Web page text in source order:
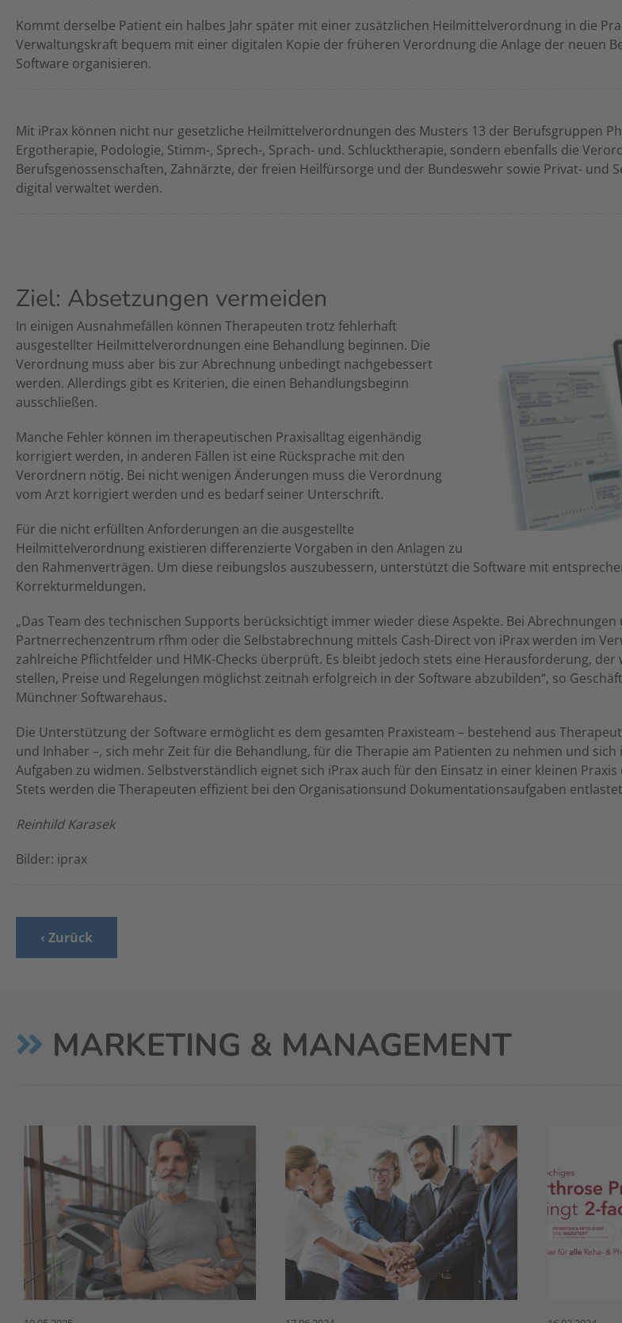
Kommt derselbe Patient ein halbes Jahr später mit einer zusätzlichen Heilmittelverordnung in die
Verwaltungskraft bequem mit einer digitalen Kopie der früheren Verordnung die Anlage der neuen
Software organisieren.
Mit iPrax können nicht nur gesetzliche Heilmittelverordnungen des Musters 13 der Berufsgruppen
Ergotherapie, Podologie, Stimm-, Sprech-, Sprach- und. Schlucktherapie, sondern ebenfalls die
Berufsgenossenschaften, Zahnärzte, der freien Heilfürsorge und der Bundeswehr sowie Privat- und
digital verwaltet werden.
Ziel: Absetzungen vermeiden
In einigen Ausnahmefällen können Therapeuten trotz fehlerhaft
ausgestellter Heilmittelverordnungen eine Behandlung beginnen. Die
Verordnung muss aber bis zur Abrechnung unbedingt nachgebessert
werden. Allerdings gibt es Kriterien, die einen Behandlungsbeginn
ausschließen.
Manche Fehler können im therapeutischen Praxisalltag eigenhändig
korrigiert werden, in anderen Fällen ist eine Rücksprache mit den
Verordnern nötig. Bei nicht wenigen Änderungen muss die Verordnung
vom Arzt korrigiert werden und es bedarf seiner Unterschrift.
Für die nicht erfüllten Anforderungen an die ausgestellte
Heilmittelverordnung existieren differenzierte Vorgaben in den Anlagen zu
den Rahmenverträgen. Um diese reibungslos auszubessern, unterstützt die Software mit
Korrekturmeldungen.
„Das Team des technischen Supports berücksichtigt immer wieder diese Aspekte. Bei Abrechnungen
Partnerrechenzentrum rfhm oder die Selbstabrechnung mittels Cash-Direct von iPrax werden im
zahlreiche Pflichtfelder und HMK-Checks überprüft. Es bleibt jedoch stets eine Herausforderung, der
stellen, Preise und Regelungen möglichst zeitnah erfolgreich in der Software abzubilden“, so
Münchner Softwarehaus.
Die Unterstützung der Software ermöglicht es dem gesamten Praxisteam – bestehend aus
und Inhaber –, sich mehr Zeit für die Behandlung, für die Therapie am Patienten zu nehmen und
Aufgaben zu widmen. Selbstverständlich eignet sich iPrax auch für den Einsatz in einer kleinen
Stets werden die Therapeuten effizient bei den Organisationsund Dokumentationsaufgaben
Reinhild Karasek
Bilder: iprax
‹ Zurück
MARKETING & MANAGEMENT